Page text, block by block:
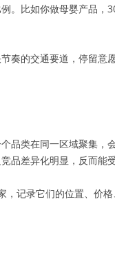
。比如你做母婴产品，
奏的交通要道，停留意
品类在同一区域聚集，
品差异化明显，反而能
记录它们的位置、价